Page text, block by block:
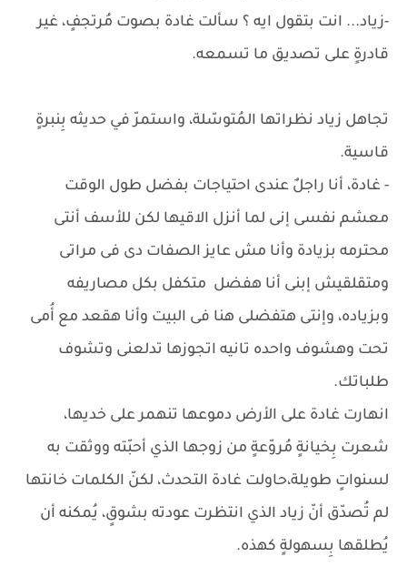
-زياد... انت بتقول ايه ؟ سألت غادة بصوت مُرتجفٍ، غير
قادرةٍ على تصديق ما تسمعه.
تجاهل زياد نظراتها المُتوسّلة، واستمرّ في حديثه بِنبرةٍ
قاسية.
- غادة، أنا راجلٌ عندى احتياجات بفضل طول الوقت
معشم نفسى إنى لما أنزل الاقيها لكن للأسف أنتى
محترمه بزيادة وأنا مش عايز الصفات دى فى مراتى
ومتقلقيش إبنى أنا هفضل متكفل بكل مصاريفه
وبزياده، وإنتى هتفضلى هنا فى البيت وأنا هقعد مع أُمى
تحت وهشوف واحده تانيه اتجوزها تدلعنى وتشوف
طلباتك.
انهارت غادة على الأرض دموعها تنهمر على خديها،
شعرت بِخيانةٍ مُروّعةٍ من زوجها الذي أحبّته ووثقت به
لسنواتٍ طويلة،حاولت غادة التحدث، لكنّ الكلمات خانتها
لم تُصدّق أنّ زياد الذي انتظرت عودته بشوقٍ، يُمكنه أن
يُطلقها بِسهولةٍ كهذه.